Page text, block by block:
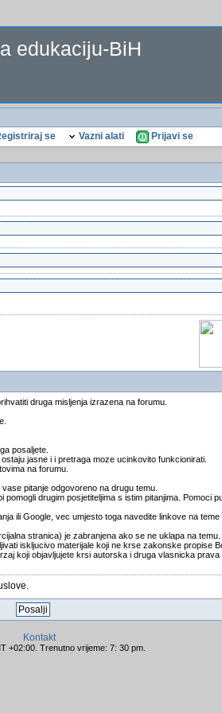
edukaciju-BiH
se Vazni alati Prijavi se
druga misljenja izrazena na forumu.
posaljete.
jasne i i pretraga moze ucinkovito funkcionirati.
na forumu.
pitanje odgovoreno na drugu temu.
drugim posjetiteljima s istim pitanjima. Pomoci
ili Google, vec umjesto toga navedite linkove na teme
stranica) je zabranjena ako se ne uklapa na temu.
iskljucivo materijale koji ne krse zakonske propise
koji objavljujete krsi autorska i druga vlasnicka prava
Kontakt
+02:00. Trenutno vrijeme: 7: 30 pm.